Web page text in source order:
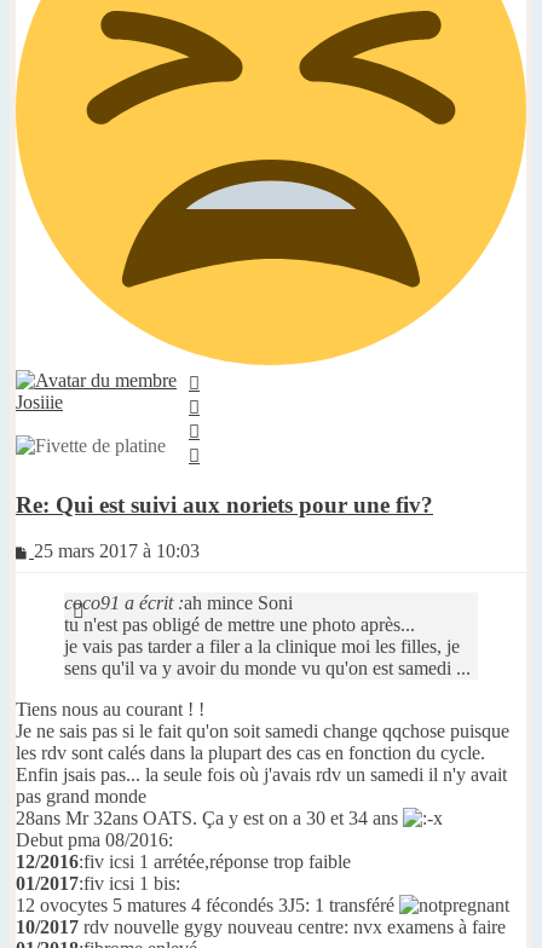
Josiiie
Re: Qui est suivi aux noriets pour une fiv?
Message
25 mars 2017 à 10:03
coco91 a écrit :ah mince Soni
tu n'est pas obligé de mettre une photo après...
je vais pas tarder a filer a la clinique moi les filles, je
sens qu'il va y avoir du monde vu qu'on est samedi ...
Tiens nous au courant ! !
Je ne sais pas si le fait qu'on soit samedi change qqchose puisque
les rdv sont calés dans la plupart des cas en fonction du cycle.
Enfin jsais pas... la seule fois où j'avais rdv un samedi il n'y avait
pas grand monde
28ans Mr 32ans OATS. Ça y est on a 30 et 34 ans
Debut pma 08/2016:
12/2016:fiv icsi 1 arrétée,réponse trop faible
01/2017:fiv icsi 1 bis:
12 ovocytes 5 matures 4 fécondés 3J5: 1 transféré
10/2017 rdv nouvelle gygy nouveau centre: nvx examens à faire